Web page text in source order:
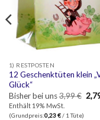
1) RESTPOSTEN
12 Geschenktüten klein
Glück“
Bisher bei uns 3,99€
Preis
Enthält 19% MwSt.
(Grundpreis:0,23€/ 1 Tüte)